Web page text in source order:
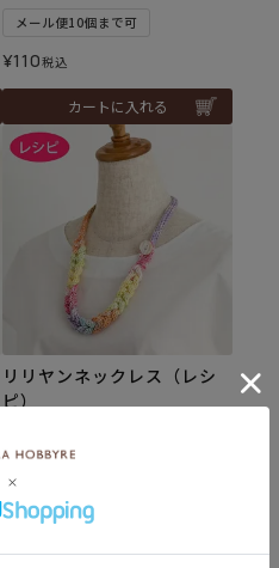
メール便10個まで可
¥110税込
カートに入れる
リリヤンネックレス（レシ
ピ）
¥110
カートに入れる